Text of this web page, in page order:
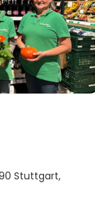
Stuttgart,